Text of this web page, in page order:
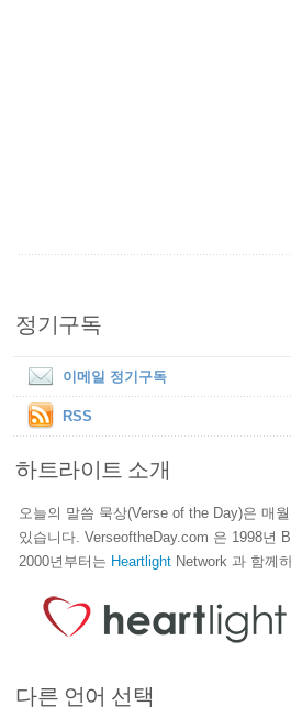
정기구독
이메일 정기구독
RSS
하트라이트 소개
오늘의 말씀 묵상(Verse of the Day)은 매
있습니다. VerseoftheDay.com 은 1998년
2000년부터는 Heartlight Network 과 함께
다른 언어 선택